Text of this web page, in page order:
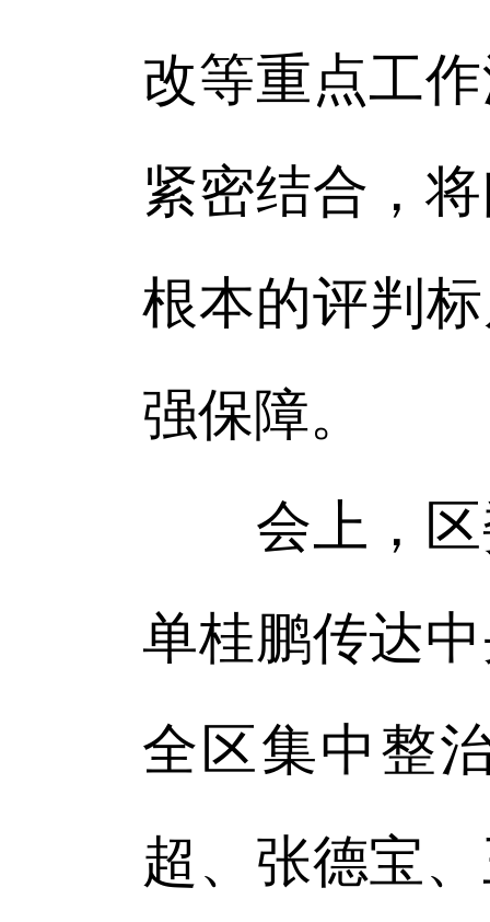
改等重点工
紧密结合，
根本的评判
强保障。
会上，区
单桂鹏传达
全区集中整
超、张德宝